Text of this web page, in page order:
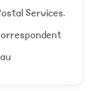
Services.